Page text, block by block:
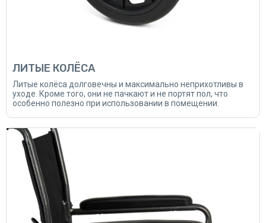
ЛИТЫЕ КОЛЁСА
Литые колёса долговечны и максимально неприхотливы в
уходе. Кроме того, они не пачкают и не портят пол, что
особенно полезно при использовании в помещении.